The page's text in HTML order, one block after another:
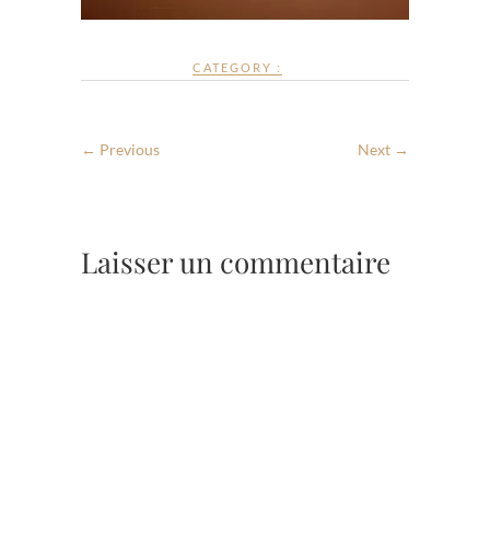
CATEGORY :
← Previous Next →
Laisser un commentaire